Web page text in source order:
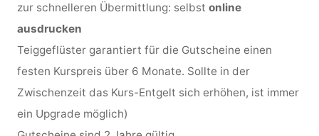
zur schnelleren Übermittlung: selbstonline
ausdrucken
Teiggeflüster garantiert für die Gutscheine einen
festen Kurspreis über 6 Monate. Sollte in der
Zwischenzeit das Kurs-Entgelt sich erhöhen, ist immer
ein Upgrade möglich)